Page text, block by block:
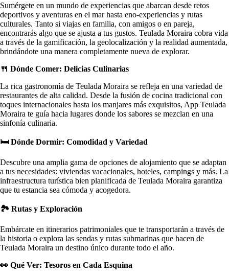
Sumérgete en un mundo de experiencias que abarcan desde retos
deportivos y aventuras en el mar hasta eno-experiencias y rutas
culturales. Tanto si viajas en familia, con amigos o en pareja,
encontrarás algo que se ajusta a tus gustos. Teulada Moraira cobra vida
a través de la gamificación, la geolocalización y la realidad aumentada,
brindándote una manera completamente nueva de explorar.
🍴 Dónde Comer: Delicias Culinarias
La rica gastronomía de Teulada Moraira se refleja en una variedad de
restaurantes de alta calidad. Desde la fusión de cocina tradicional con
toques internacionales hasta los manjares más exquisitos, App Teulada
Moraira te guía hacia lugares donde los sabores se mezclan en una
sinfonía culinaria.
🛏️Dónde Dormir: Comodidad y Variedad
Descubre una amplia gama de opciones de alojamiento que se adaptan
a tus necesidades: viviendas vacacionales, hoteles, campings y más. La
infraestructura turística bien planificada de Teulada Moraira garantiza
que tu estancia sea cómoda y acogedora.
🏞️ Rutas y Exploración
Embárcate en itinerarios patrimoniales que te transportarán a través de
la historia o explora las sendas y rutas submarinas que hacen de
Teulada Moraira un destino único durante todo el año.
👀 Qué Ver: Tesoros en Cada Esquina